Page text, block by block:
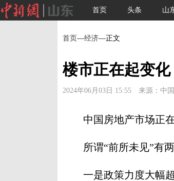
首页 头条 山
首页—经济—正文
楼市正在起变
2024年06月03日 15:55 来源：中
中国房地产市场正在
所谓“前所未见”有两
一是政策力度大幅超